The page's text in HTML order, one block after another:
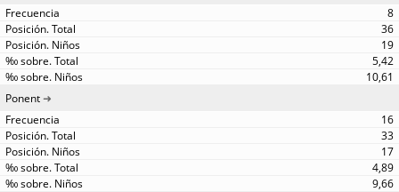
8
36
19
5,42
10,61
Ponent
16
33
17
4,89
9,66